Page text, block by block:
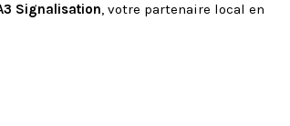
Signalisation, votre partenaire local en